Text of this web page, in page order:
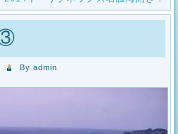
By admin